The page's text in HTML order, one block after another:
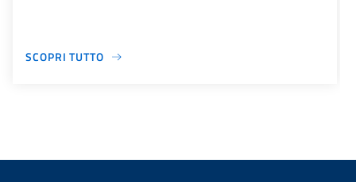
SCOPRI TUTTO